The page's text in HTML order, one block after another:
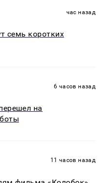
час назад
семь коротких
6 часов назад
на
11 часов назад